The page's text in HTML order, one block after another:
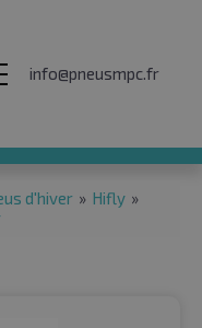
info@pneusmpc.fr
d'hiver » Hifly »